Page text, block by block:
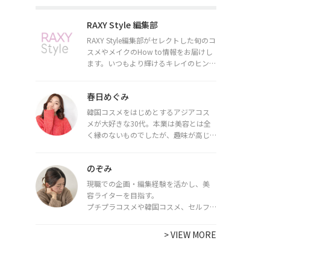
RAXY Style 編集部
RAXY Style編集部がセレクトした旬のコ
スメやメイクのHow to情報をお届けし
ます。いつもより輝けるキレイのヒント
春日めぐみ
韓国コスメをはじめとするアジアコス
メが大好きな30代。本業は美容とは全
く縁のないものでしたが、趣味が高じ
ライターとして活動中。
都内で16タイプパーソナルカラー診
断・顔タイプ診断・骨格診断によるイ
メージコンサルティングも行っていま
のぞみ
現職での企画・編集経験を活かし、美
容ライターを目指す。
プチプラコスメや韓国コスメ、セルフ
で最新情報をチェック。家事や育児の合
間に取り入れられる時短美容テクも実
>VIEW MORE